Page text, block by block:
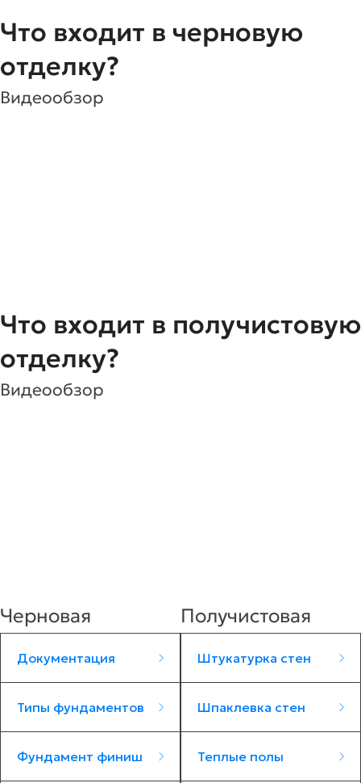
Что входит в черновую
отделку?
Видеообзор
Что входит в получистовую
отделку?
Видеообзор
Черновая
Документация
Типы фундаментов
Фундамент финиш
Получистовая
Штукатурка стен
Шпаклевка стен
Теплые полы